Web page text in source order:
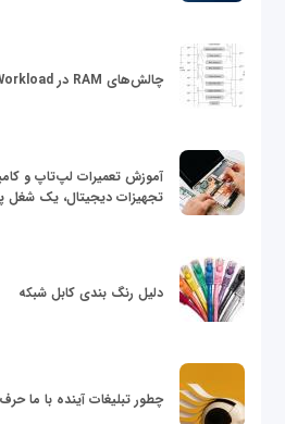
چالش‌های RAM در Workloadهای محاسباتی HPC
آموزش تعمیرات لپ‌تاپ و
تجهیزات دیجیتال، یک شغل
دلیل رنگ بندی کابل شبکه
چطور تبلیغات آینده با ما